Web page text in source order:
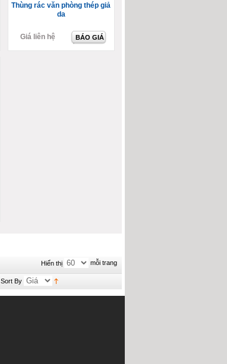
Thùng rác văn phòng thép giả
da
Giá liên hệ BÁO GIÁ
Hiển thị mỗi trang
Sort By